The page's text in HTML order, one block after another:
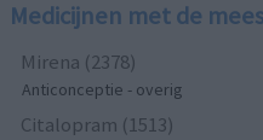
Medicijnen met de
Mirena (2378)
Anticonceptie - overig
Citalopram (1513)